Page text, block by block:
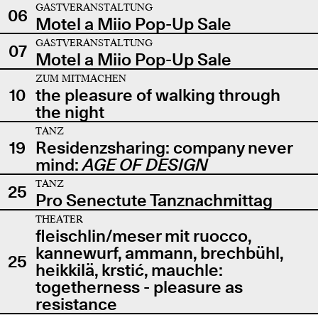
06
GASTVERANSTALTUNG
Motel a Miio Pop-Up Sale
07
GASTVERANSTALTUNG
Motel a Miio Pop-Up Sale
10
ZUM MITMACHEN
the pleasure of walking through
the night
19
TANZ
Residenzsharing: company never
mind:AGE OF DESIGN
25
TANZ
Pro Senectute Tanznachmittag
25
THEATER
fleischlin/meser mit ruocco,
kannewurf, ammann, brechbühl,
heikkilä, krstić, mauchle:
togetherness - pleasure as
resistance